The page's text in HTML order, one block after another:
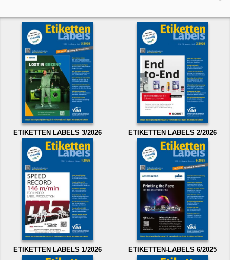
ETIKETTEN LABELS 3/2026 ETIKETTEN LABELS 2/2026
ETIKETTEN LABELS 1/2026 ETIKETTEN-LABELS 6/2025